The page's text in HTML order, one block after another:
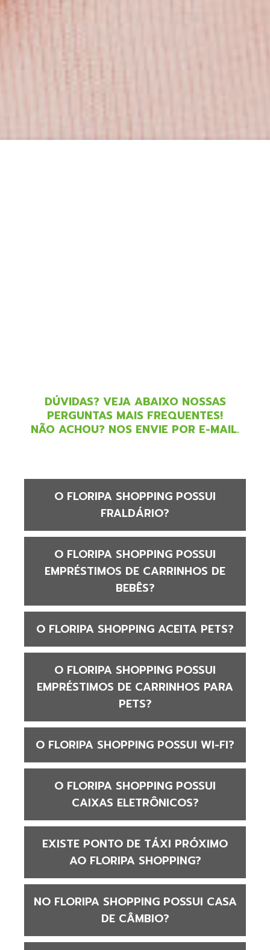
DÚVIDAS? VEJA ABAIXO NOSSAS
PERGUNTAS MAIS FREQUENTES!
NÃO ACHOU? NOS ENVIE POR E-MAIL.
O FLORIPA SHOPPING POSSUI
FRALDÁRIO?
O FLORIPA SHOPPING POSSUI
EMPRÉSTIMOS DE CARRINHOS DE
BEBÊS?
O FLORIPA SHOPPING ACEITA PETS?
O FLORIPA SHOPPING POSSUI
EMPRÉSTIMOS DE CARRINHOS PARA
PETS?
O FLORIPA SHOPPING POSSUI WI-FI?
O FLORIPA SHOPPING POSSUI
CAIXAS ELETRÔNICOS?
EXISTE PONTO DE TÁXI PRÓXIMO
AO FLORIPA SHOPPING?
NO FLORIPA SHOPPING POSSUI CASA
DE CÂMBIO?